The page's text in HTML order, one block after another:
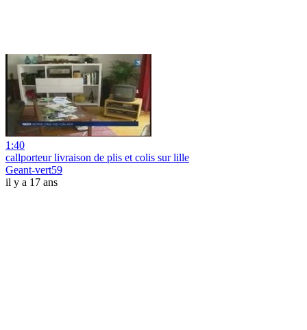
1:40
callporteur livraison de plis et colis sur lille
Geant-vert59
il y a 17 ans